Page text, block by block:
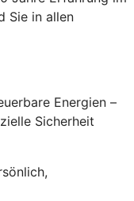
Sie in allen
Energien –
Sicherheit